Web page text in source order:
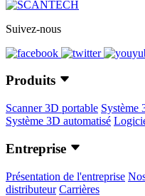
Suivez-nous
Produits
Scanner 3D portable Système
Système 3D automatisé
Entreprise
Présentation de l'entreprise
distributeur Carrières